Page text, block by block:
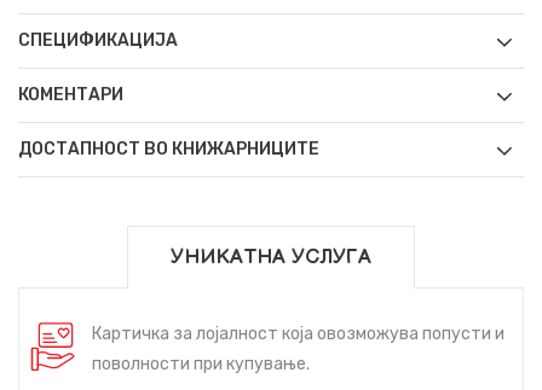
СПЕЦИФИКАЦИЈА
КОМЕНТАРИ
ДОСТАПНОСТ ВО КНИЖАРНИЦИТЕ
УНИКАТНА УСЛУГА
Картичка за лојалност која овозможува попусти и
поволности при купување.